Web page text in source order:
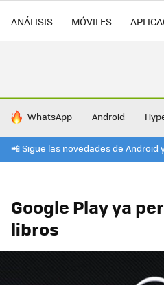
ANÁLISIS MÓVILES
HOY SE HABLA DE
WhatsApp Android
📲 Sigue las novedades de Android
Google Play ya
libros